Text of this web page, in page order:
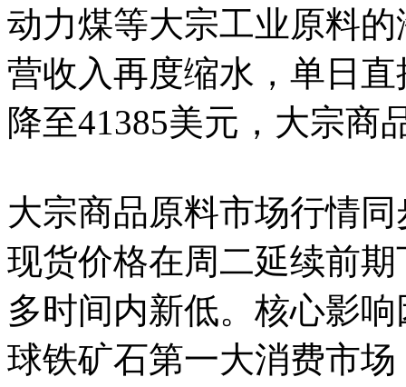
动力煤等大宗工业原料
营收入再度缩水，单日
降至41385美元，大宗商
大宗商品原料市场行情
现货价格在周二延续前
多时间内新低。核心影
球铁矿石第一大消费市